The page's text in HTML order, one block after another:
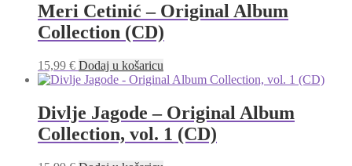
Meri Cetinić – Original Album
Collection (CD)
15,99 € Dodaj u košaricu
Divlje Jagode – Original Album
Collection, vol. 1 (CD)